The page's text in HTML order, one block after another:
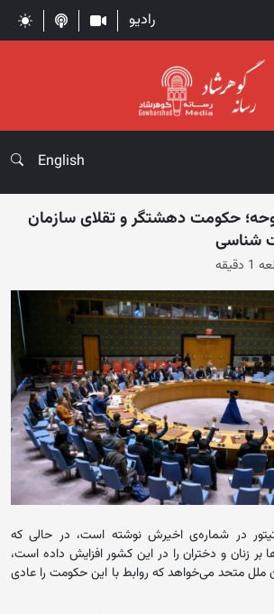
رادیو
English
حکومت دهشتگر و تقلای سازمان
شناسی
در شماره‌ی اخیرش نوشته است، در حالی که
زنان و دختران را در این کشور افزایش داده است،
ملل متحد می‌خواهد که روابط با این حکومت را عادی